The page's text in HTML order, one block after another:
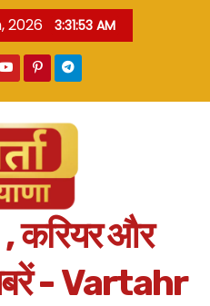
2026 3:31:53 AM
करियर और
- Vartahr